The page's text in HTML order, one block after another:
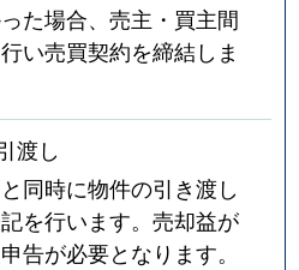
た場合、売主・買主間
い売買契約を締結しま
渡し
同時に物件の引き渡し
を行います。売却益が
告が必要となります。